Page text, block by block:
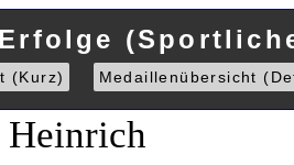
(Kurz) Medaillenübersicht
Heinrich